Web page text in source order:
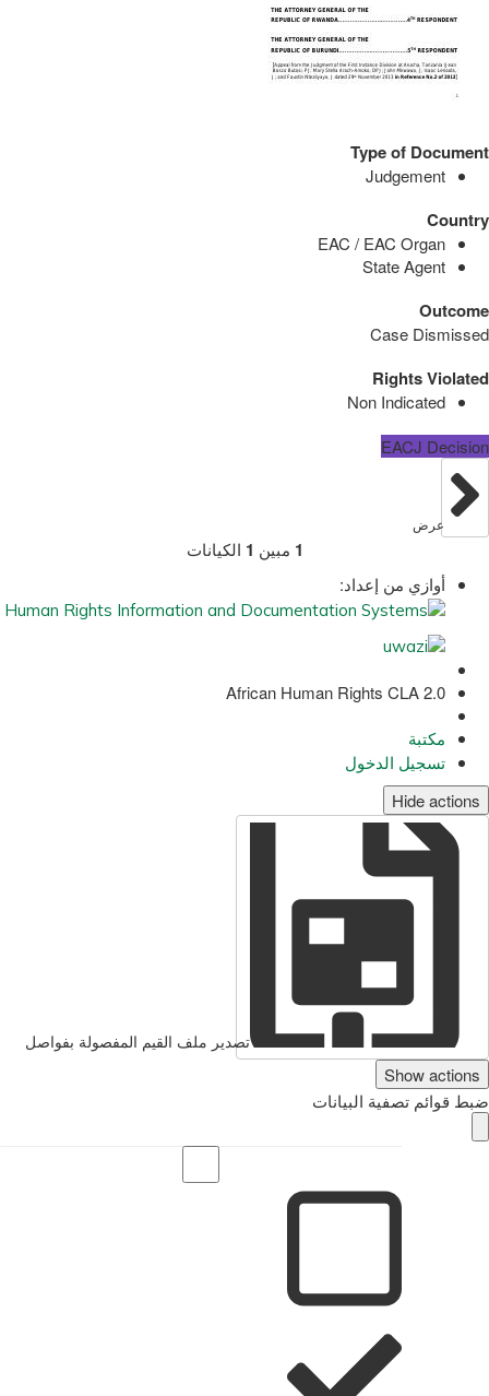
Type of Document
Judgement
Country
EAC / EAC Organ
State Agent
Outcome
Case Dismissed
Rights Violated
Non Indicated
EACJ Decision
عرض
1 مبين 1 الكيانات
أوازي من إعداد:
African Human Rights CLA 2.0
مكتبة
تسجيل الدخول
Hide actions
تصدير ملف القيم المفصولة بفواصل
Show actions
ضبط قوائم تصفية البيانات